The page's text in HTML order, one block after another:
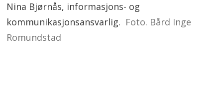
Nina Bjørnås, informasjons- og
kommunikasjonsansvarlig. Foto. Bård Inge
Romundstad